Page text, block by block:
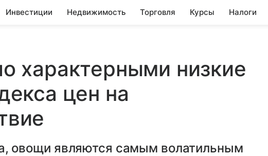
Инвестиции Недвижимость Торговля Курсы Налоги
характерными низкие
цен на
овощи являются самым волатильным